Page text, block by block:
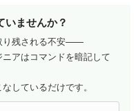
いませんか？
り残される不安——
アはコマンドを暗記して
しているだけです。